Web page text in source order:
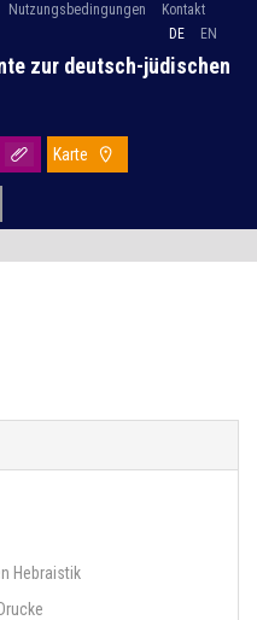
Nutzungsbedingungen
Kontakt
DE
EN
zur deutsch-jüdischen
Karte
Hebraistik